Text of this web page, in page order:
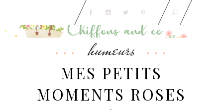
humeurs
MES PETITS
MOMENTS ROSES